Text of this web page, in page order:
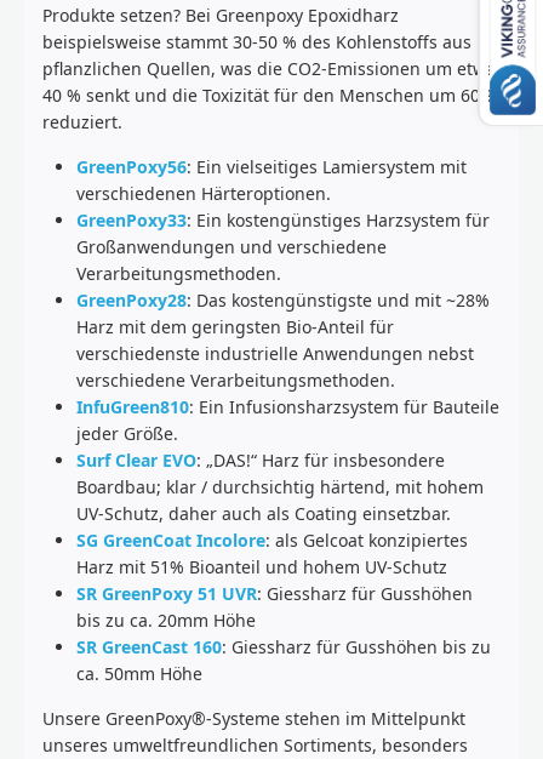
Produkte setzen? Bei Greenpoxy Epoxidharz
beispielsweise stammt 30-50 % des Kohlenstoffs aus
pflanzlichen Quellen, was die CO2-Emissionen um etwa
40 % senkt und die Toxizität für den Menschen um 60 %
reduziert.
GreenPoxy56: Ein vielseitiges Lamiersystem mit
verschiedenen Härteroptionen.
GreenPoxy33: Ein kostengünstiges Harzsystem für
Großanwendungen und verschiedene
Verarbeitungsmethoden.
GreenPoxy28: Das kostengünstigste und mit ~28%
Harz mit dem geringsten Bio-Anteil für
verschiedenste industrielle Anwendungen nebst
verschiedene Verarbeitungsmethoden.
InfuGreen810: Ein Infusionsharzsystem für Bauteile
jeder Größe.
Surf Clear EVO: „DAS!“ Harz für insbesondere
Boardbau; klar / durchsichtig härtend, mit hohem
UV-Schutz, daher auch als Coating einsetzbar.
SG GreenCoat Incolore: als Gelcoat konzipiertes
Harz mit 51% Bioanteil und hohem UV-Schutz
SR GreenPoxy 51 UVR: Giessharz für Gusshöhen
bis zu ca. 20mm Höhe
SR GreenCast 160: Giessharz für Gusshöhen bis zu
ca. 50mm Höhe
Unsere GreenPoxy®-Systeme stehen im Mittelpunkt
unseres umweltfreundlichen Sortiments, besonders